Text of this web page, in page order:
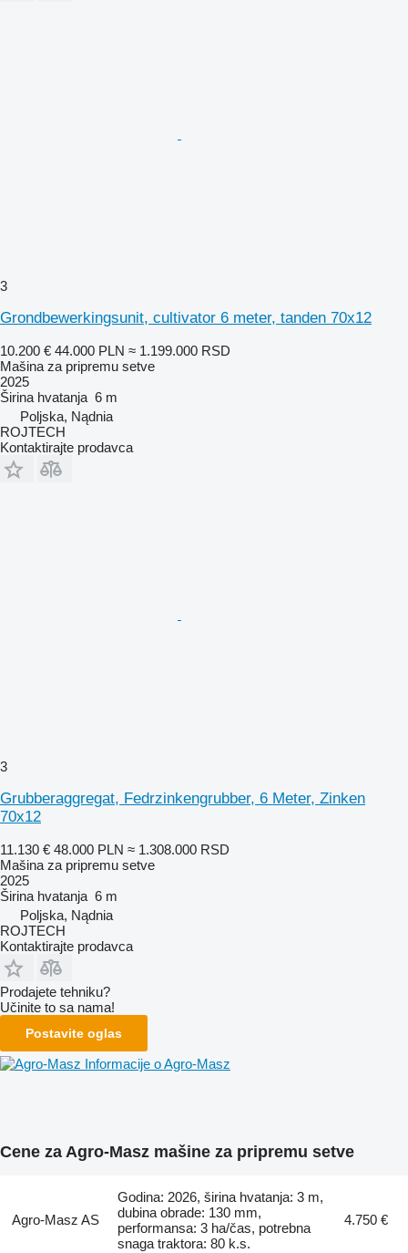
3
Grondbewerkingsunit, cultivator 6 meter, tanden 70x12
10.200 € 44.000 PLN ≈ 1.199.000 RSD
Mašina za pripremu setve
2025
Širina hvatanja 6 m
Poljska, Nądnia
ROJTECH
Kontaktirajte prodavca
3
Grubberaggregat, Fedrzinkengrubber, 6 Meter, Zinken
70x12
11.130 € 48.000 PLN ≈ 1.308.000 RSD
Mašina za pripremu setve
2025
Širina hvatanja 6 m
Poljska, Nądnia
ROJTECH
Kontaktirajte prodavca
Prodajete tehniku?
Učinite to sa nama!
Postavite oglas
Informacije o Agro-Masz
Cene za Agro-Masz mašine za pripremu setve
Agro-Masz AS
Godina: 2026, širina hvatanja: 3 m,
dubina obrade: 130 mm,
performansa: 3 ha/čas, potrebna
snaga traktora: 80 k.s.
4.750 €